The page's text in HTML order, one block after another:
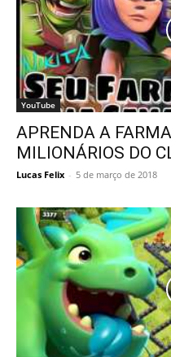
YouTube
APRENDA A
MILIONÁRIOS DO
Lucas Felix - 5 de março de 2018